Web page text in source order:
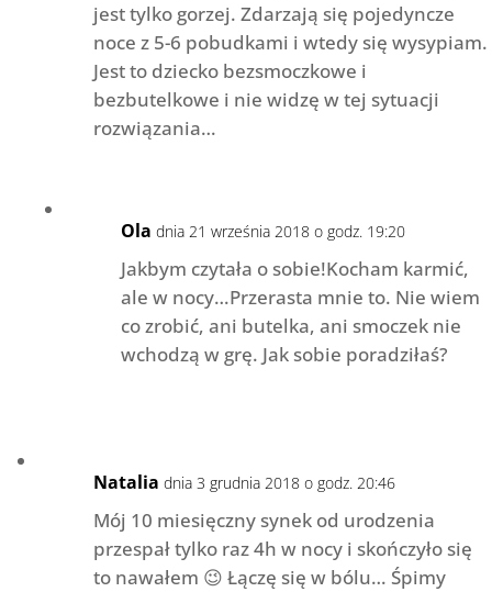
jest tylko gorzej. Zdarzają się pojedyncze
noce z 5-6 pobudkami i wtedy się wysypiam.
Jest to dziecko bezsmoczkowe i
bezbutelkowe i nie widzę w tej sytuacji
rozwiązania…
Ola dnia 21 września 2018 o godz. 19:20
Jakbym czytała o sobie!Kocham karmić,
ale w nocy…Przerasta mnie to. Nie wiem
co zrobić, ani butelka, ani smoczek nie
wchodzą w grę. Jak sobie poradziłaś?
Natalia dnia 3 grudnia 2018 o godz. 20:46
Mój 10 miesięczny synek od urodzenia
przespał tylko raz 4h w nocy i skończyło się
to nawałem 😉 Łączę się w bólu… Śpimy